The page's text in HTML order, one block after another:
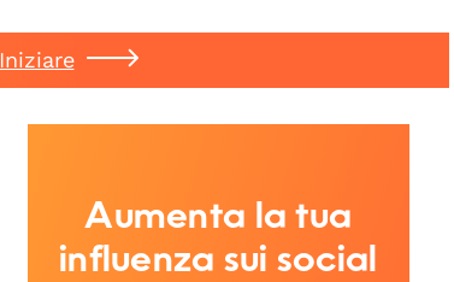
Iniziare
Aumenta la tua
influenza sui social